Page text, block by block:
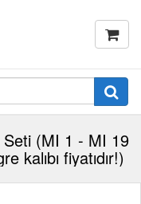
Seti (MI 1 - MI 19
kalıbı fiyatıdır!)